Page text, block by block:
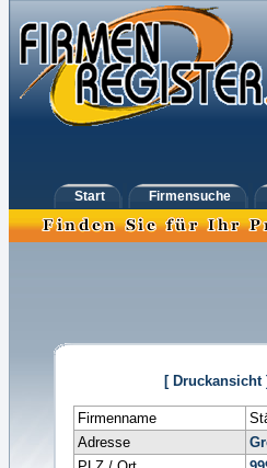
Start Firmensuche
[ Druckansicht ]
Firmenname
Adresse